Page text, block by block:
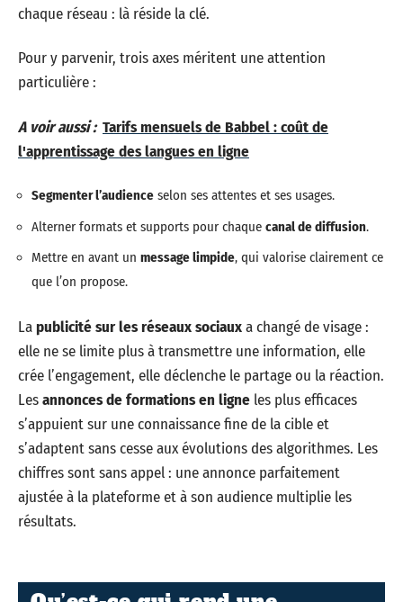
chaque réseau : là réside la clé.
Pour y parvenir, trois axes méritent une attention
particulière :
A voir aussi : Tarifs mensuels de Babbel : coût de
l'apprentissage des langues en ligne
Segmenter l’audience selon ses attentes et ses usages.
Alterner formats et supports pour chaque canal de diffusion.
Mettre en avant un message limpide, qui valorise clairement ce
que l’on propose.
Lapublicité sur les réseaux sociauxa changé de visage :
elle ne se limite plus à transmettre une information, elle
crée l’engagement, elle déclenche le partage ou la réaction.
Lesannonces de formations en ligne les plus efficaces
s’appuient sur une connaissance fine de la cible et
s’adaptent sans cesse aux évolutions des algorithmes. Les
chiffres sont sans appel : une annonce parfaitement
ajustée à la plateforme et à son audience multiplie les
résultats.